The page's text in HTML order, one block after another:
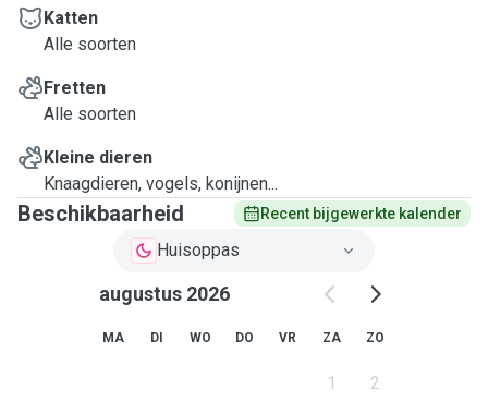
Katten
Alle soorten
Fretten
Alle soorten
Kleine dieren
Knaagdieren, vogels, konijnen...
Beschikbaarheid Recent bijgewerkte kalender
Huisoppas
augustus 2026
MA DI WO DO VR ZA ZO
1 2